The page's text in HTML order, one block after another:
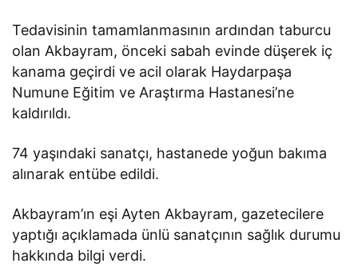
Tedavisinin tamamlanmasının ardından taburcu
olan Akbayram, önceki sabah evinde düşerek iç
kanama geçirdi ve acil olarak Haydarpaşa
Numune Eğitim ve Araştırma Hastanesi’ne
kaldırıldı.
74 yaşındaki sanatçı, hastanede yoğun bakıma
alınarak entübe edildi.
Akbayram’ın eşi Ayten Akbayram, gazetecilere
yaptığı açıklamada ünlü sanatçının sağlık durumu
hakkında bilgi verdi.